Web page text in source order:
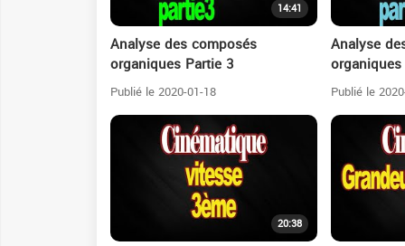
14:41
Analyse des composés
organiques Partie 3
Publié le 2020-01-18
Analyse
Publié le
20:38